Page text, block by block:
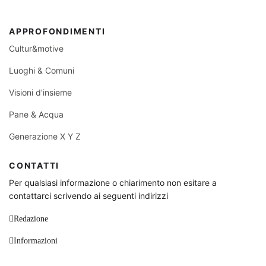
APPROFONDIMENTI
Cultur&motive
Luoghi & Comuni
Visioni d'insieme
Pane & Acqua
Generazione X Y Z
CONTATTI
Per qualsiasi informazione o chiarimento non esitare a
contattarci scrivendo ai seguenti indirizzi
Redazione
Informazioni